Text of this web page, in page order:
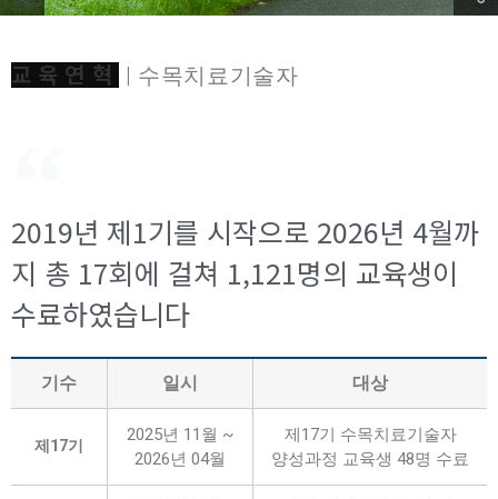
| 수목치료기술자
2019년 제1기를 시작으로 2026년 4월까
지 총 17회에 걸쳐 1,121명의 교육생이
수료하였습니다
기수 일시 대상
제17기
2025년 11월 ~
2026년 04월
제17기 수목치료기술자
양성과정 교육생 48명 수료